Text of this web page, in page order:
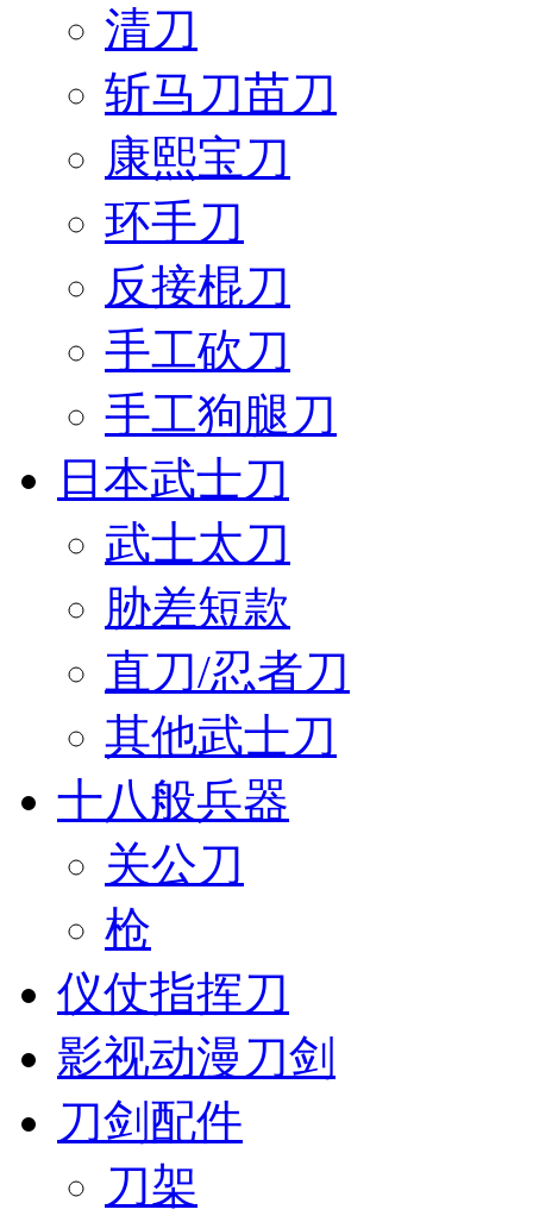
清刀
斩马刀苗刀
康熙宝刀
环手刀
反接棍刀
手工砍刀
手工狗腿刀
日本武士刀
武士太刀
胁差短款
直刀/忍者刀
其他武士刀
十八般兵器
关公刀
枪
仪仗指挥刀
影视动漫刀剑
刀剑配件
刀架